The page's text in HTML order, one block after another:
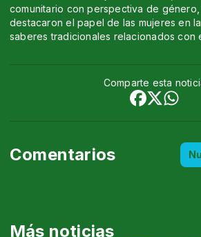
comunitario con perspectiva de
destacaron el papel de las mujeres en
saberes tradicionales relacionados con
Comparte esta
Comentarios
Más noticias